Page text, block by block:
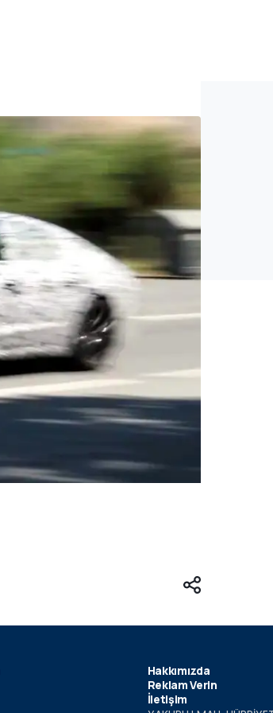
Hakkımızda
Reklam Verin
İletişim